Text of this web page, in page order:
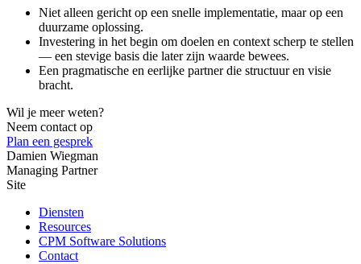
Niet alleen gericht op een snelle implementatie, maar op een
duurzame oplossing.
Investering in het begin om doelen en context scherp te stellen
— een stevige basis die later zijn waarde bewees.
Een pragmatische en eerlijke partner die structuur en visie
bracht.
Wil je meer weten?
Neem contact op
Plan een gesprek
Damien Wiegman
Managing Partner
Site
Diensten
Resources
CPM Software Solutions
Contact